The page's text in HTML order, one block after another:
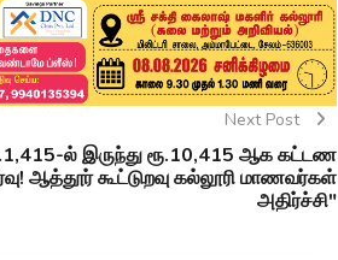
Next Post
ல் இருந்து ரூ.10,415 ஆக கட்டண
ஆத்தூர் கூட்டுறவு கல்லூரி மாணவர்கள்
அதிர்ச்சி"